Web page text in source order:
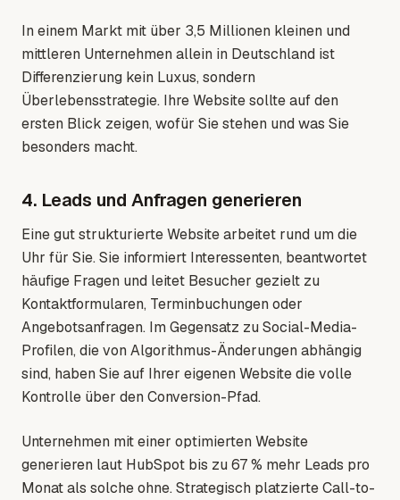
In einem Markt mit über 3,5 Millionen kleinen und
mittleren Unternehmen allein in Deutschland ist
Differenzierung kein Luxus, sondern
Überlebensstrategie. Ihre Website sollte auf den
ersten Blick zeigen, wofür Sie stehen und was Sie
besonders macht.
4. Leads und Anfragen generieren
Eine gut strukturierte Website arbeitet rund um die
Uhr für Sie. Sie informiert Interessenten, beantwortet
häufige Fragen und leitet Besucher gezielt zu
Kontaktformularen, Terminbuchungen oder
Angebotsanfragen. Im Gegensatz zu Social-Media-
Profilen, die von Algorithmus-Änderungen abhängig
sind, haben Sie auf Ihrer eigenen Website die volle
Kontrolle über den Conversion-Pfad.
Unternehmen mit einer optimierten Website
generieren laut HubSpot bis zu 67 % mehr Leads pro
Monat als solche ohne. Strategisch platzierte Call-to-